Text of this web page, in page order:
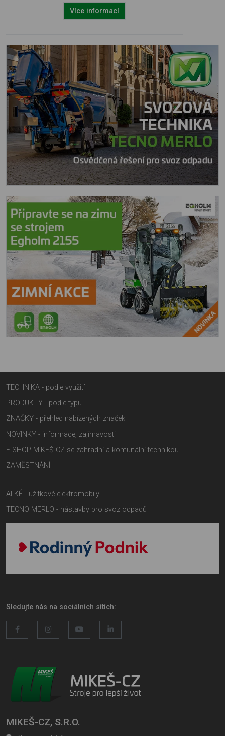
Více informací
TECHNIKA - podle využití
PRODUKTY - podle typu
ZNAČKY - přehled nabízených značek
NOVINKY - informace, zajímavosti
E-SHOP MIKEŠ-CZ se zahradní a komunální technikou
ZAMĚSTNÁNÍ
ALKÉ - užitkové elektromobily
TECNO MERLO - nástavby pro svoz odpadů
Sledujte nás na sociálních sítích:
MIKEŠ-CZ, S.R.O.